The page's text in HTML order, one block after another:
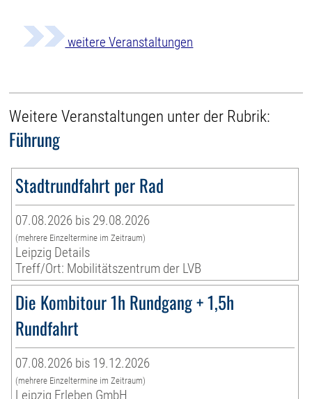
weitere Veranstaltungen
Weitere Veranstaltungen unter der Rubrik:
Führung
Stadtrundfahrt per Rad
07.08.2026 bis 29.08.2026
(mehrere Einzeltermine im Zeitraum)
Leipzig Details
Treff/Ort: Mobilitätszentrum der LVB
Die Kombitour 1h Rundgang + 1,5h
Rundfahrt
07.08.2026 bis 19.12.2026
(mehrere Einzeltermine im Zeitraum)
Leipzig Erleben GmbH